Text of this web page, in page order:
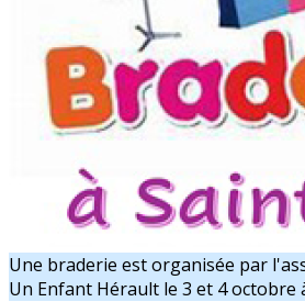
Une braderie est organisée par
Un Enfant Hérault le 3 et 4 octobre